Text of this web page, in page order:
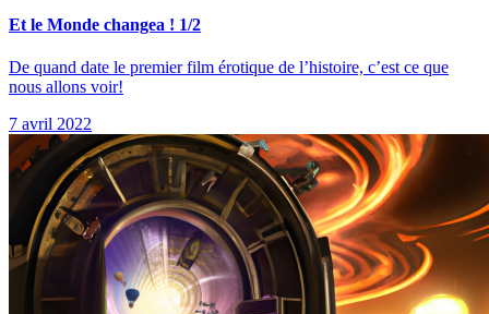
Et le Monde changea ! 1/2
De quand date le premier film érotique de l’histoire, c’est ce que
nous allons voir!
7 avril 2022